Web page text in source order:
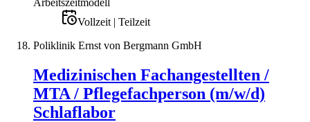
Vollzeit | Teilzeit
Poliklinik Ernst von Bergmann GmbH
Medizinischen Fachangestellten /
MTA / Pflegefachperson (m/w/d)
Schlaflabor